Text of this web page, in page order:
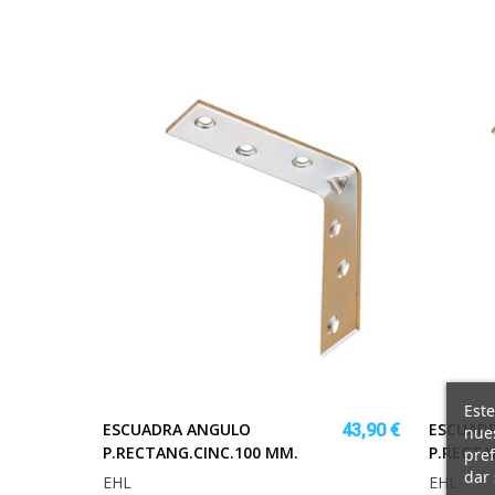
ESCUADRA ANGULO
P.RECTANG.CINC.100 MM.
43,90 €
EHL EHL
dar